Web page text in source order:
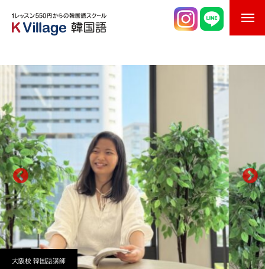
ご入校までの流れ
韓国語講師紹介
スケジュール
K Village韓国留学
韓国語お役立ちコラム
大阪校 韓国語講師